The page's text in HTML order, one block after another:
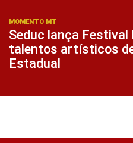
MOMENTO MT
Seduc lança
talentos artísticos
Estadual